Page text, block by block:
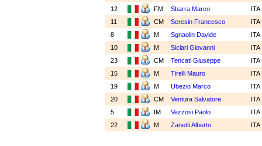
12
FM Sbarra Marco
ITA
11
CM Seresin Francesco
ITA
8
M Sgnaolin Davide
ITA
10
M Siclari Giovanni
ITA
23
CM Tencati Giuseppe
ITA
15
M Tirelli Mauro
ITA
19
M Ubezio Marco
ITA
20
CM Ventura Salvatore
ITA
5
IM Vezzosi Paolo
ITA
22
M Zanetti Alberto ITA